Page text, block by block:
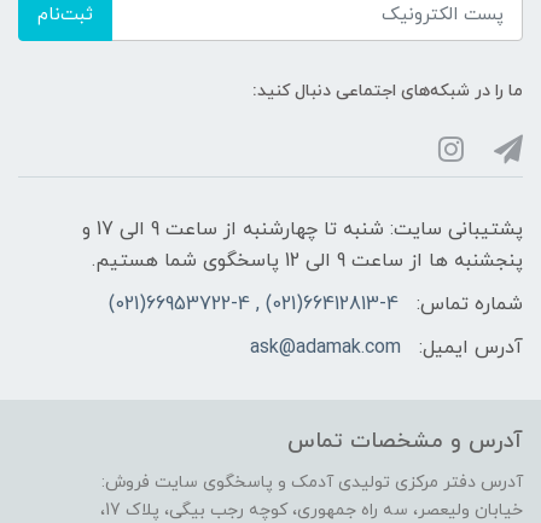
ثبت‌نام
ما را در شبکه‌های اجتماعی دنبال کنید:
پشتیبانی سایت: شنبه تا چهارشنبه از ساعت 9 الی 17 و
پنجشنبه ها از ساعت 9 الی 12 پاسخگوی شما هستیم.
شماره تماس:
66412813-4(021) , 66953722-4(021)
آدرس ایمیل:
ask@adamak.com
آدرس و مشخصات تماس
آدرس دفتر مرکزی تولیدی آدمک و پاسخگوی سایت فروش:
خیابان ولیعصر، سه راه جمهوری، کوچه رجب بیگی، پلاک 17،